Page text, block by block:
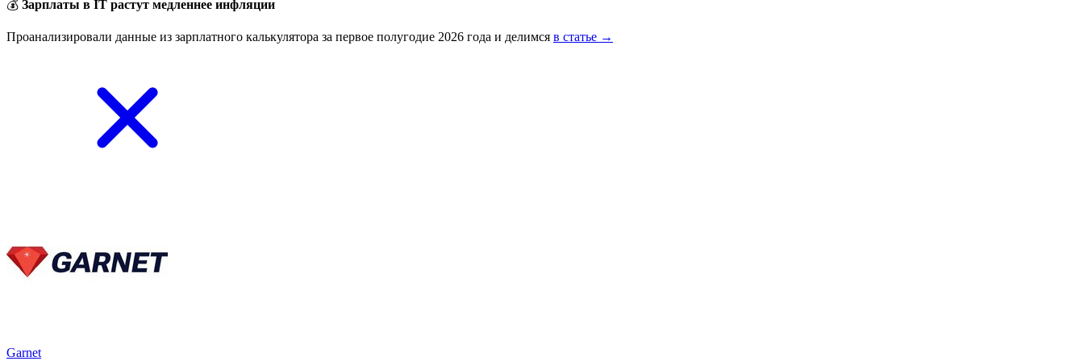
💰 Зарплаты в IT растут медленнее инфляции
Проанализировали данные из зарплатного калькулятора за первое полугодие 2026 года и делимся в статье →
Garnet